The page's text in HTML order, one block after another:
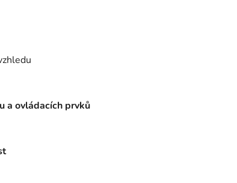
a ovládacích prvků